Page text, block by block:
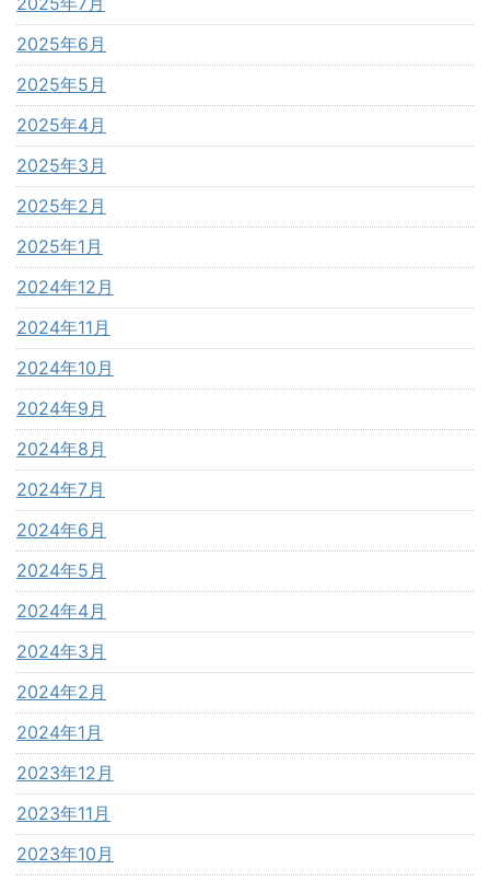
2025年6月
2025年5月
2025年4月
2025年3月
2025年2月
2025年1月
2024年12月
2024年11月
2024年10月
2024年9月
2024年8月
2024年7月
2024年6月
2024年5月
2024年4月
2024年3月
2024年2月
2024年1月
2023年12月
2023年11月
2023年10月